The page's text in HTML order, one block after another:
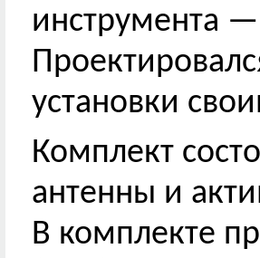
инструмента —
установки
Комплект
антенны и
В комплекте